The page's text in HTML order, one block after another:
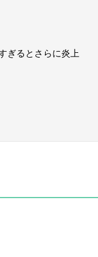
ぎるとさらに炎上